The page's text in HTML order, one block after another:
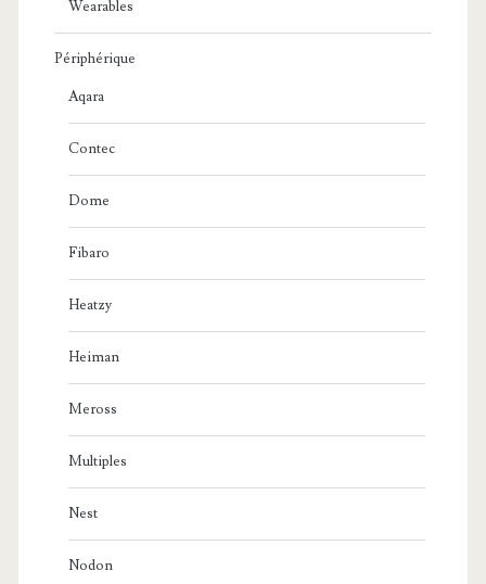
Wearables
Périphérique
Aqara
Contec
Dome
Fibaro
Heatzy
Heiman
Meross
Multiples
Nest
Nodon